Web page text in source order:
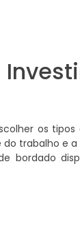
os tipos
trabalho e
bordado